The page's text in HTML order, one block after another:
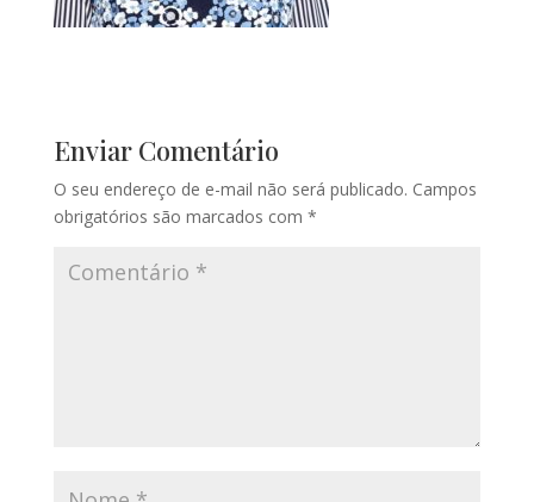
Enviar Comentário
O seu endereço de e-mail não será publicado. Campos
obrigatórios são marcados com *